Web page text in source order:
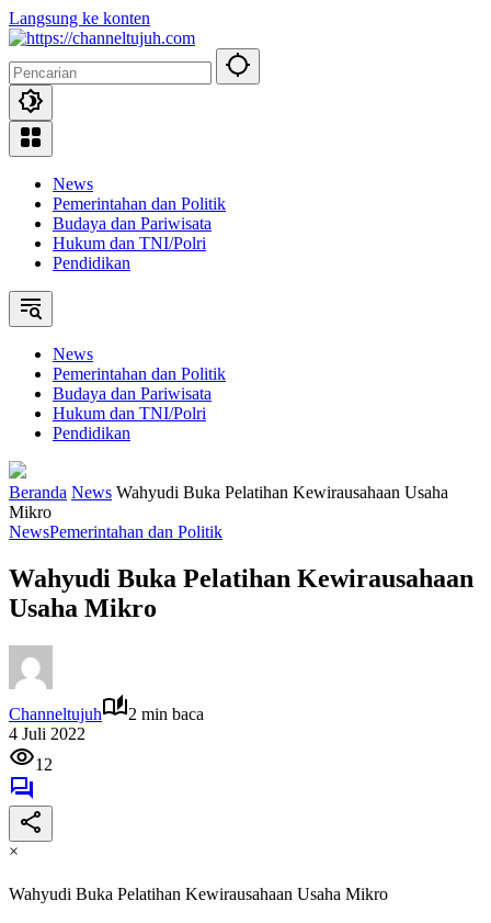
Langsung ke konten
News
Pemerintahan dan Politik
Budaya dan Pariwisata
Hukum dan TNI/Polri
Pendidikan
News
Pemerintahan dan Politik
Budaya dan Pariwisata
Hukum dan TNI/Polri
Pendidikan
Beranda News Wahyudi Buka Pelatihan Kewirausahaan Usaha
Mikro
NewsPemerintahan dan Politik
Wahyudi Buka Pelatihan Kewirausahaan
Usaha Mikro
Channeltujuh
2 min baca
4 Juli 2022
12
×
Wahyudi Buka Pelatihan Kewirausahaan Usaha Mikro